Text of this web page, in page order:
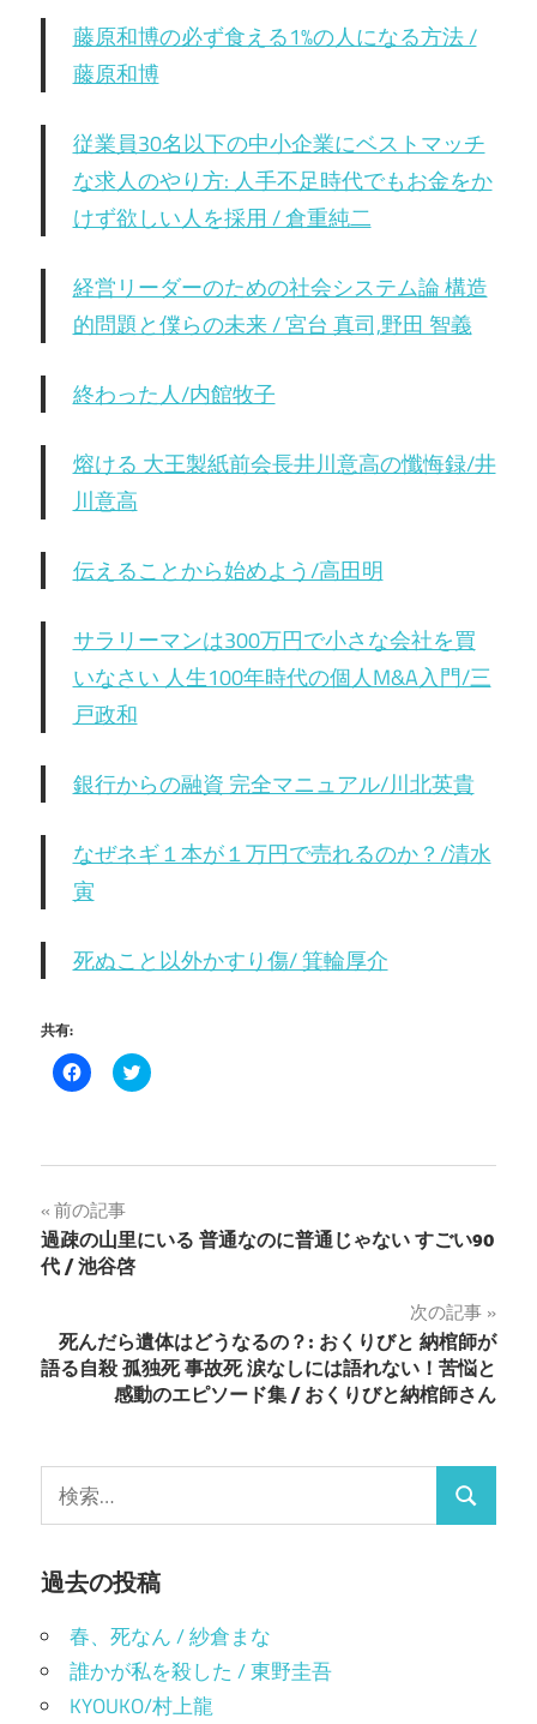
藤原和博の必ず食える1%の人になる方法 /
藤原和博
従業員30名以下の中小企業にベストマッチ
な求人のやり方: 人手不足時代でもお金をか
けず欲しい人を採用 / 倉重純二
経営リーダーのための社会システム論 構造
的問題と僕らの未来 / 宮台 真司,野田 智義
終わった人/内館牧子
熔ける 大王製紙前会長井川意高の懺悔録/井
川意高
伝えることから始めよう/高田明
サラリーマンは300万円で小さな会社を買
いなさい 人生100年時代の個人M&A入門/三
戸政和
銀行からの融資 完全マニュアル/川北英貴
なぜネギ１本が１万円で売れるのか？/清水
寅
死ぬこと以外かすり傷/ 箕輪厚介
共有:
Facebook
で
に
リ
ッ
ク
し
て
い
(新
し
い
開
き
ま
ク
リ
Twitter
し
ウ
で
開
き
ま
投
稿
ビ
シ
ン
前の記事
過疎の山里にいる 普通なのに普通じゃない すごい90
代 / 池谷啓
次の記事
死んだら遺体はどうなるの？: おくりびと 納棺師が
語る自殺 孤独死 事故死 涙なしには語れない！苦悩と
感動のエピソード集 / おくりびと納棺師さん
索:
検
過去の投稿
春、死なん / 紗倉まな
誰かが私を殺した / 東野圭吾
KYOUKO/村上龍